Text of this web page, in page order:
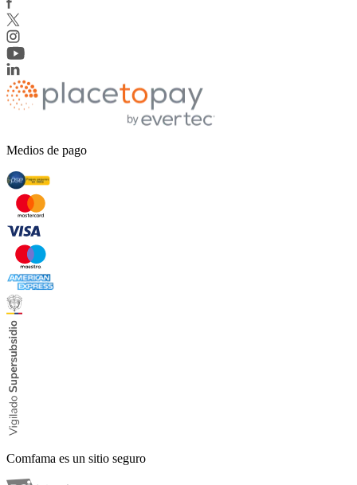
Medios de pago
Comfama es un sitio seguro